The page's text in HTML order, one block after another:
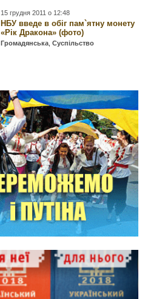
15 грудня 2011 о 12:48
НБУ введе в обіг пам`ятну монету
«Рік Дракона» (фото)
Громадянська ,Суспільство